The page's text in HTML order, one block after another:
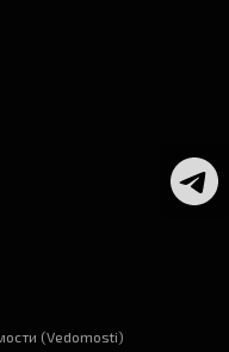
(Vedomosti)